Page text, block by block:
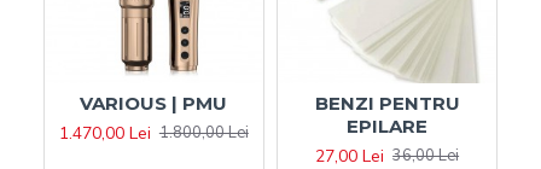
VARIOUS | PMU
1.470,00 Lei 1.800,00 Lei
BENZI PENTRU
EPILARE
27,00 Lei 36,00 Lei